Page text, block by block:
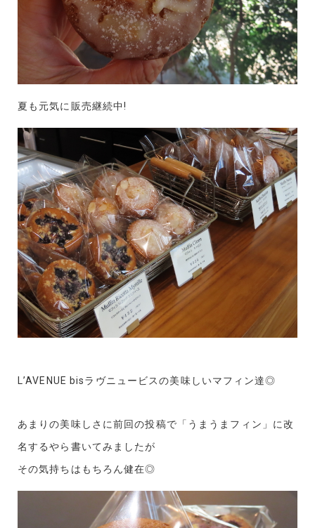
夏も元気に販売継続中!
L’AVENUE bisラヴニュービスの美味しいマフィン達◎
あまりの美味しさに前回の投稿で「うまうまフィン」に改
名するやら書いてみましたが
その気持ちはもちろん健在◎